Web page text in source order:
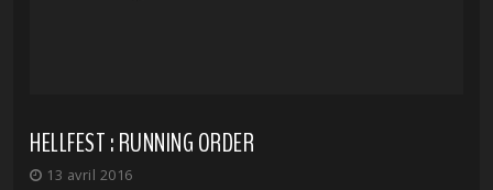
HELLFEST : RUNNING ORDER
13 avril 2016